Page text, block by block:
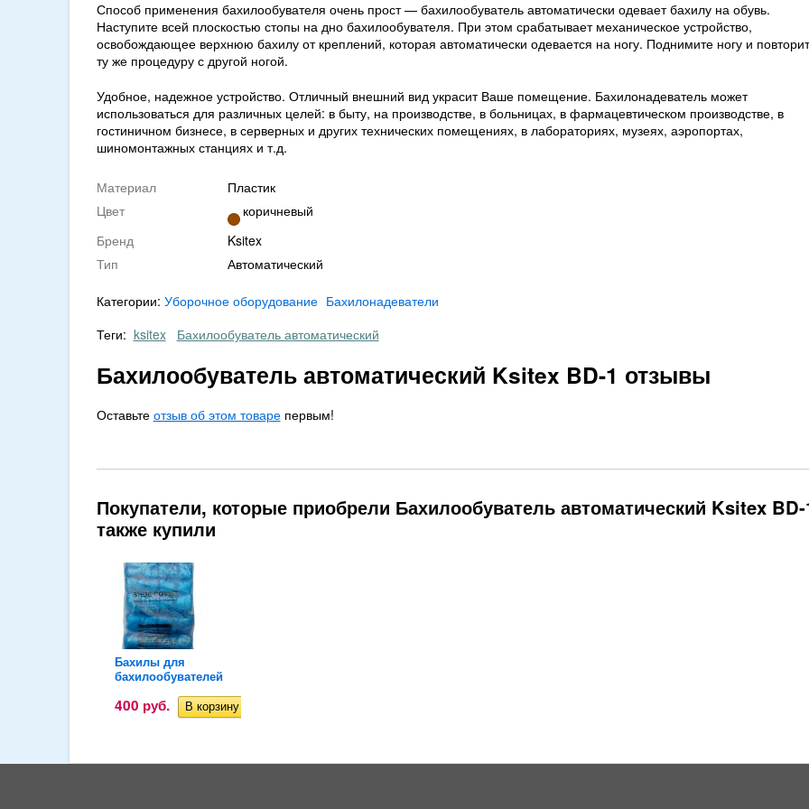
Способ применения бахилообувателя очень прост — бахилообуватель автоматически одевает бахилу на обувь.
Наступите всей плоскостью стопы на дно бахилообувателя. При этом срабатывает механическое устройство,
освобождающее верхнюю бахилу от креплений, которая автоматически одевается на ногу. Поднимите ногу и
ту же процедуру с другой ногой.
Удобное, надежное устройство. Отличный внешний вид украсит Ваше помещение. Бахилонадеватель может
использоваться для различных целей: в быту, на производстве, в больницах, в фармацевтическом производстве, в
гостиничном бизнесе, в серверных и других технических помещениях, в лабораториях, музеях, аэропортах,
шиномонтажных станциях и т.д.
Материал
Пластик
Цвет
коричневый
Бренд
Ksitex
Тип
Автоматический
Категории: Уборочное оборудование Бахилонадеватели
Теги: ksitex Бахилообуватель автоматический
Бахилообуватель автоматический Ksitex BD-1 отзывы
Оставьте отзыв об этом товарепервым!
Покупатели, которые приобрели Бахилообуватель автоматический Ksitex
также купили
Бахилы для
бахилообувателей
400 руб.